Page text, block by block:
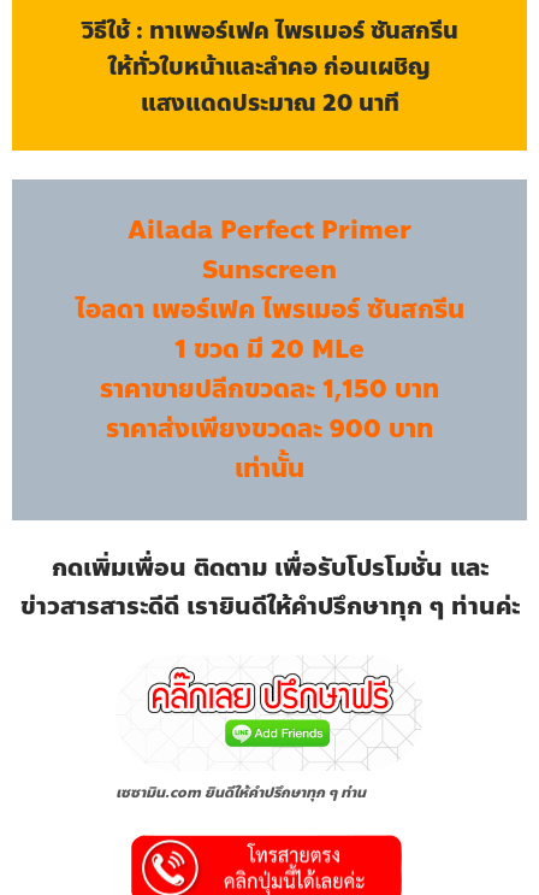
วิธีใช้ : ทาเพอร์เฟค ไพรเมอร์ ซันสกรีน
ให้ทั่วใบหน้าและลำคอ ก่อนเผชิญ
แสงแดดประมาณ 20 นาที
Ailada Perfect Primer
Sunscreen
ไอลดา เพอร์เฟค ไพรเมอร์ ซันสกรีน
1 ขวด มี 20 MLe
ราคาขายปลีกขวดละ 1,150 บาท
ราคาส่งเพียงขวดละ 900 บาท
เท่านั้น
กดเพิ่มเพื่อน ติดตาม เพื่อรับโปรโมชั่น และ
ข่าวสารสาระดีดี เรายินดีให้คำปรึกษาทุก ๆ ท่านค่ะ
เซซามิน.com ยินดีให้คำปรึกษาทุก ๆ ท่าน